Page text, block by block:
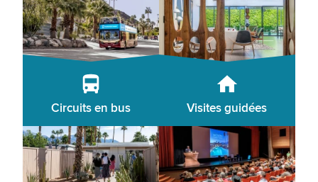
Circuits en bus Visites guidées